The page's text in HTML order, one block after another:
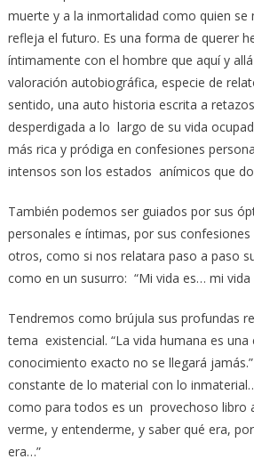
muerte y a la inmortalidad como quien
refleja el futuro. Es una forma de querer
íntimamente con el hombre que aquí y
valoración autobiográfica, especie de
sentido, una auto historia escrita a
desperdigada a lo largo de su vida
más rica y pródiga en confesiones
intensos son los estados anímicos que
También podemos ser guiados por sus
personales e íntimas, por sus
otros, como si nos relatara paso a paso
como en un susurro: “Mi vida es… mi vida
Tendremos como brújula sus profundas
tema existencial. “La vida humana es una
conocimiento exacto no se llegará
constante de lo material con lo
como para todos es un provechoso libro
verme, y entenderme, y saber qué era,
era…”